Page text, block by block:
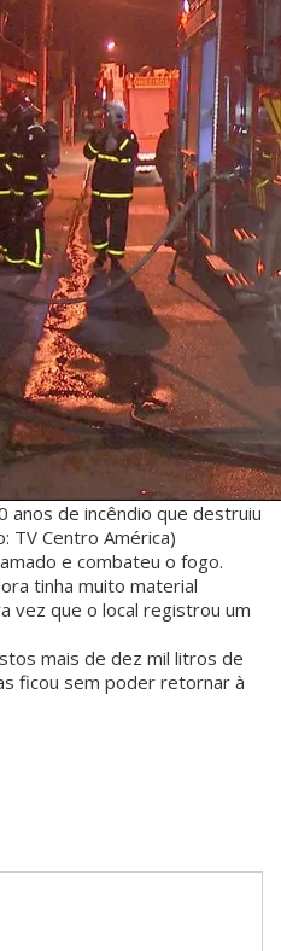
anos de incêndio que destruiu
TV Centro América)
e combateu o fogo.
tinha muito material
vez que o local registrou um
mais de dez mil litros de
ficou sem poder retornar à